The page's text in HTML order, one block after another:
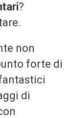
?
non
forte di
di